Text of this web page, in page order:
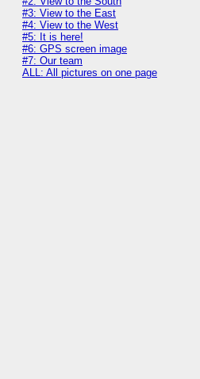
#3: View to the East
#4: View to the West
#5: It is here!
#6: GPS screen image
#7: Our team
ALL: All pictures on one page